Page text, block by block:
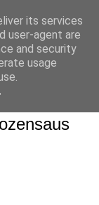
thuis
its services
user-agent are
and security
usage